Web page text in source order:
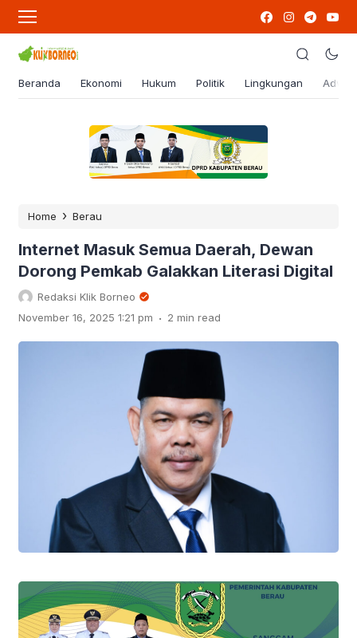
Beranda Ekonomi Hukum Politik Lingkungan
Home › Berau
Internet Masuk Semua Daerah, Dewan
Dorong Pemkab Galakkan Literasi Digital
Redaksi Klik Borneo
November 16, 2025 1:21 pm . 2 min read